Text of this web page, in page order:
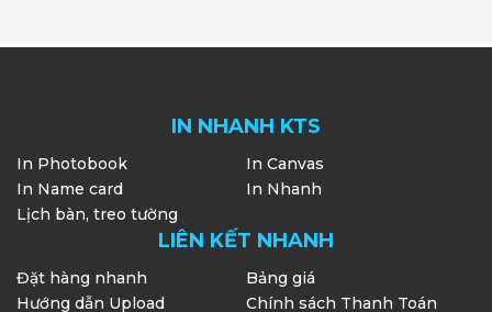
IN NHANH KTS
In Photobook
In Canvas
In Name card
In Nhanh
Lịch bàn, treo tường
LIÊN KẾT NHANH
Đặt hàng nhanh
Bảng giá
Hướng dẫn Upload
Chính sách Thanh Toán